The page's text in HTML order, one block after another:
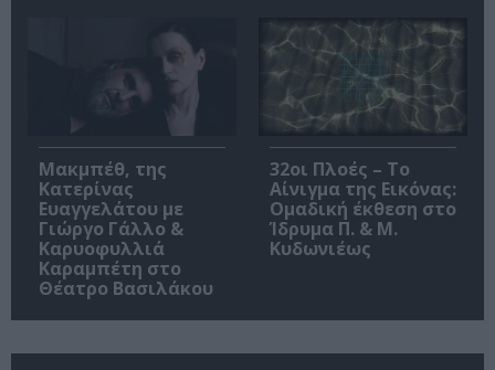
Μακμπέθ, της
Κατερίνας
Ευαγγελάτου με
Γιώργο Γάλλο &
Καρυοφυλλιά
Καραμπέτη στο
Θέατρο Βασιλάκου
32οι Πλοές – Το
Αίνιγμα της Εικόνας:
Ομαδική έκθεση στο
Ίδρυμα Π. & Μ.
Κυδωνιέως